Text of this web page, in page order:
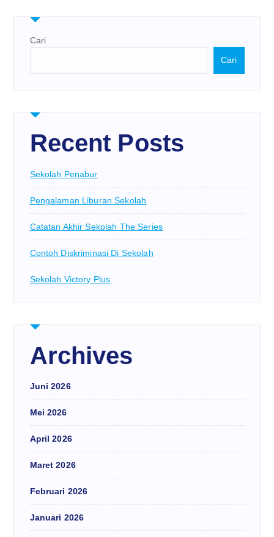
Cari
Cari
Recent Posts
Sekolah Penabur
Pengalaman Liburan Sekolah
Catatan Akhir Sekolah The Series
Contoh Diskriminasi Di Sekolah
Sekolah Victory Plus
Archives
Juni 2026
Mei 2026
April 2026
Maret 2026
Februari 2026
Januari 2026